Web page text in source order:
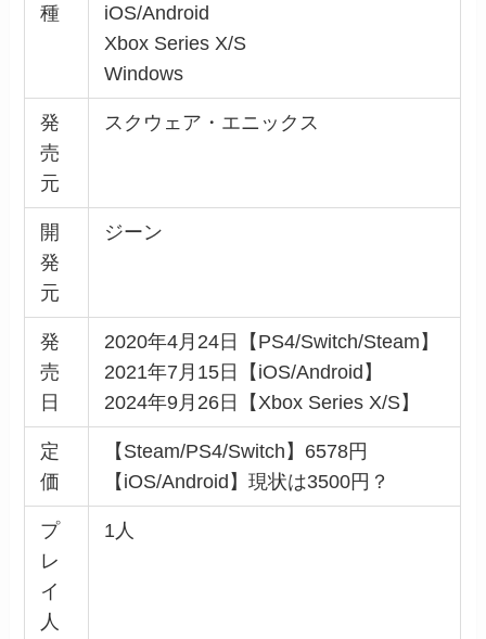
種
iOS/Android
Xbox Series X/S
Windows
発
売
元
スクウェア・エニックス
開
発
元
ジーン
発
売
日
2020年4月24日【PS4/Switch/Steam】
2021年7月15日【iOS/Android】
2024年9月26日【Xbox Series X/S】
定
価
【Steam/PS4/Switch】6578円
【iOS/Android】現状は3500円？
プ
レ
イ
人
1人